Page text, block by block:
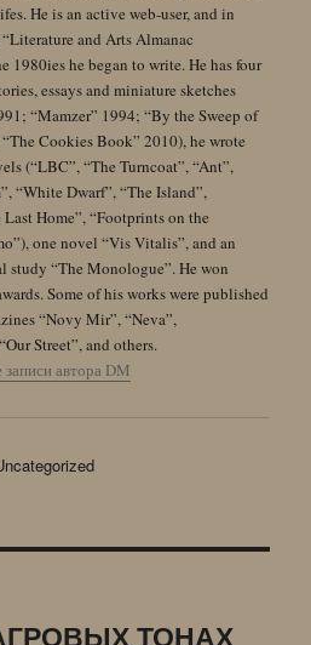
He is an active web-user, and in
and Arts Almanac
1980ies he began to write. He has four
essays and miniature sketches
“Mamzer” 1994; “By the Sweep of
Cookies Book” 2010), he wrote
(“LBC”, “The Turncoat”, “Ant”,
“White Dwarf”, “The Island”,
Last Home”, “Footprints on the
one novel “Vis Vitalis”, and an
study “The Monologue”. He won
Some of his works were published
“Novy Mir”, “Neva”,
Street”, and others.
автора DM
ТОНАХ